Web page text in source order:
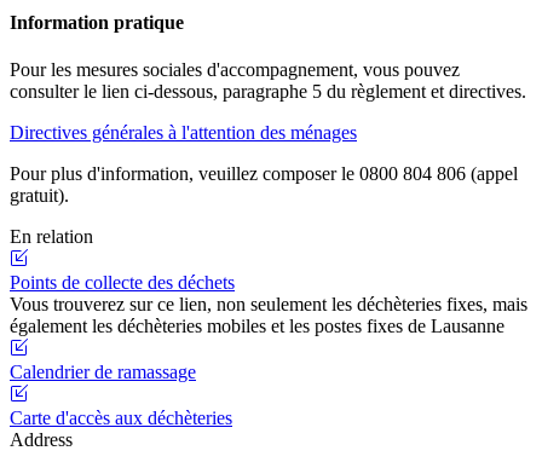
Information pratique
Pour les mesures sociales d'accompagnement, vous pouvez
consulter le lien ci-dessous, paragraphe 5 du règlement et directives.
Directives générales à l'attention des ménages
Pour plus d'information, veuillez composer le 0800 804 806 (appel
gratuit).
En relation
Points de collecte des déchets
Vous trouverez sur ce lien, non seulement les déchèteries fixes, mais
également les déchèteries mobiles et les postes fixes de Lausanne
Calendrier de ramassage
Carte d'accès aux déchèteries
Address